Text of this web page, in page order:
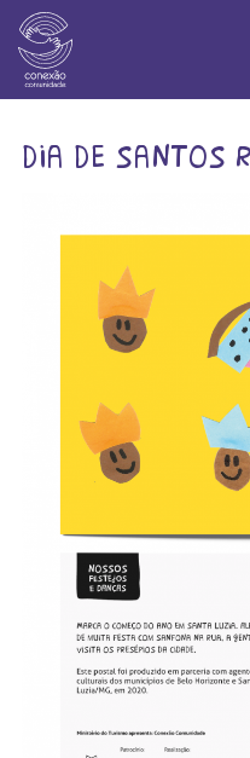
dia de santos